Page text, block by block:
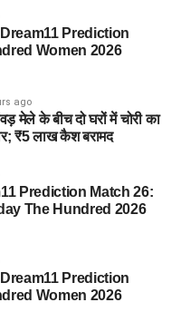
Prediction
Women 2026
ago
मेले के बीच दो घरों में चोरी का
₹5 लाख कैश बरामद
Prediction Match 26:
The Hundred 2026
Prediction
Women 2026